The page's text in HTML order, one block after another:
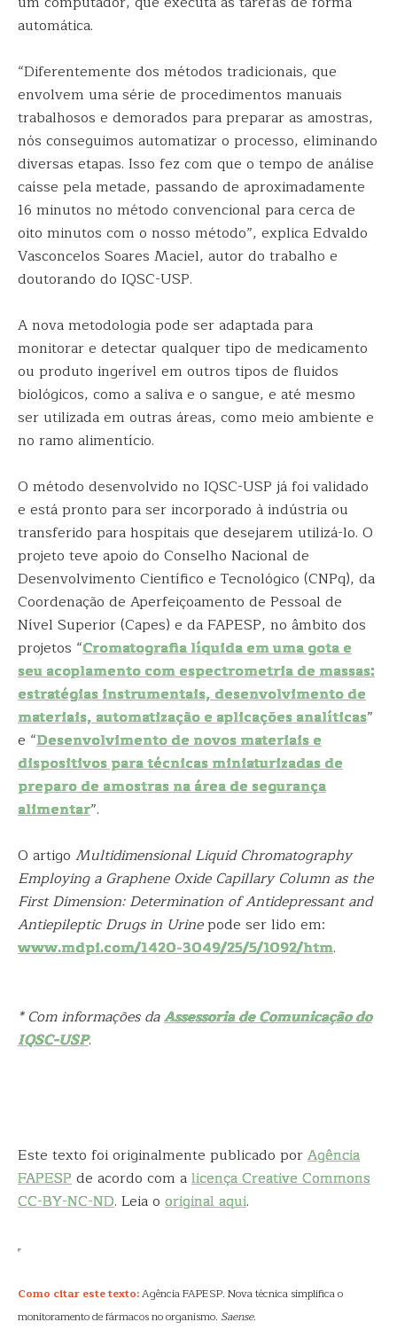
automática.
“Diferentemente dos métodos tradicionais, que
envolvem uma série de procedimentos manuais
trabalhosos e demorados para preparar as amostras,
nós conseguimos automatizar o processo, eliminando
diversas etapas. Isso fez com que o tempo de análise
caísse pela metade, passando de aproximadamente
16 minutos no método convencional para cerca de
oito minutos com o nosso método”, explica Edvaldo
Vasconcelos Soares Maciel, autor do trabalho e
doutorando do IQSC-USP.
A nova metodologia pode ser adaptada para
monitorar e detectar qualquer tipo de medicamento
ou produto ingerível em outros tipos de fluidos
biológicos, como a saliva e o sangue, e até mesmo
ser utilizada em outras áreas, como meio ambiente e
no ramo alimentício.
O método desenvolvido no IQSC-USP já foi validado
e está pronto para ser incorporado à indústria ou
transferido para hospitais que desejarem utilizá-lo. O
projeto teve apoio do Conselho Nacional de
Desenvolvimento Científico e Tecnológico (CNPq), da
Coordenação de Aperfeiçoamento de Pessoal de
Nível Superior (Capes) e da FAPESP, no âmbito dos
projetos “Cromatografia líquida em uma gota e
seu acoplamento com espectrometria de massas:
estratégias instrumentais, desenvolvimento de
materiais, automatização e aplicações analíticas”
e “Desenvolvimento de novos materiais e
dispositivos para técnicas miniaturizadas de
preparo de amostras na área de segurança
alimentar”.
O artigo Multidimensional Liquid Chromatography
Employing a Graphene Oxide Capillary Column as the
First Dimension: Determination of Antidepressant and
Antiepileptic Drugs in Urinepode ser lido em:
www.mdpi.com/1420-3049/25/5/1092/htm.
* Com informações daAssessoria de Comunicação do
IQSC-USP.
Este texto foi originalmente publicado porAgência
FAPESPde acordo com alicença Creative Commons
CC-BY-NC-ND. Leia o original aqui.
Como citar este texto:Agência FAPESP. Nova técnica simplifica o
monitoramento de fármacos no organismo. Saense.